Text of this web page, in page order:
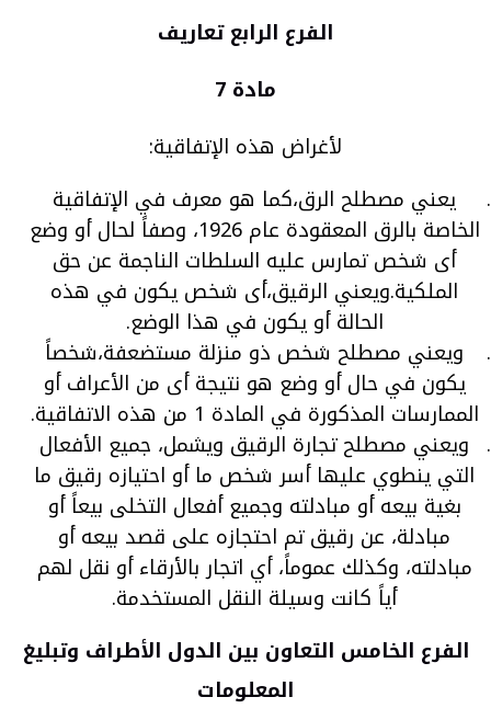
الفرع الرابع تعاريف
مادة 7
لأغراض هذه الإتفاقية:
يعني مصطلح الرق،كما هو معرف في الإتفاقية
الخاصة بالرق المعقودة عام 1926، وصفاً لحال أو وضع
أى شخص تمارس عليه السلطات الناجمة عن حق
الملكية.ويعني الرقيق،أى شخص يكون في هذه
الحالة أو يكون في هذا الوضع.
ويعني مصطلح شخص ذو منزلة مستضعفة،شخصاً
يكون في حال أو وضع هو نتيجة أى من الأعراف أو
الممارسات المذكورة في المادة 1 من هذه الاتفاقية.
ويعني مصطلح تجارة الرقيق ويشمل، جميع الأفعال
التي ينطوي عليها أسر شخص ما أو احتيازه رقيق ما
بغية بيعه أو مبادلته وجميع أفعال التخلى بيعاً أو
مبادلة، عن رقيق تم احتجازه على قصد بيعه أو
مبادلته، وكذلك عموماً، أي اتجار بالأرقاء أو نقل لهم
أياً كانت وسيلة النقل المستخدمة.
الفرع الخامس التعاون بين الدول الأطراف وتبليغ
المعلومات